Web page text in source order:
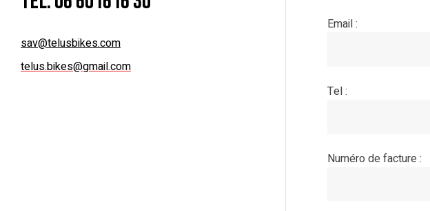
sav@telusbikes.com
telus.bikes@gmail.com
Email :
Tel :
Numéro de facture :